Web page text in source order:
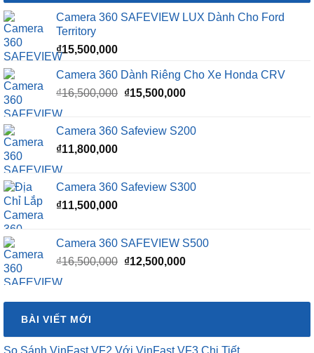
Camera 360 SAFEVIEW LUX Dành Cho Ford
Territory
₫15,500,000
Camera 360 Dành Riêng Cho Xe Honda CRV
₫16,500,000 Giá
₫16,500,000.
₫15,500,000Giá
là:
Camera 360 Safeview S200
₫11,800,000
Camera 360 Safeview S300
₫11,500,000
Camera 360 SAFEVIEW S500
₫16,500,000 Giá
₫16,500,000.
₫12,500,000Giá
là:
BÀI VIẾT MỚI
So Sánh VinFast VF2 Với VinFast VF3 Chi Tiết